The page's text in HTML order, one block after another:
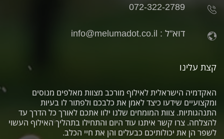
072-322-2789
דוא"ל : info@melumadot.co.il
קצת עלינו
האקדמיה הישראלית לאילוף מורכב מצוות מאלפים מנוסים
ומקצועיים שידעו כיצד לאמן את כלבכם ולפתור לו בעיות
התנהגותיות. צוות המומחים שלנו ילוו אתכם לאורך כל הדרך עד
להצלחה. צרו קשר איתנו עוד היום והתחילו בתהליך האילוף העשוי
לשפר הן את יכולותיכם כבעלים והן את חיי הכלב.